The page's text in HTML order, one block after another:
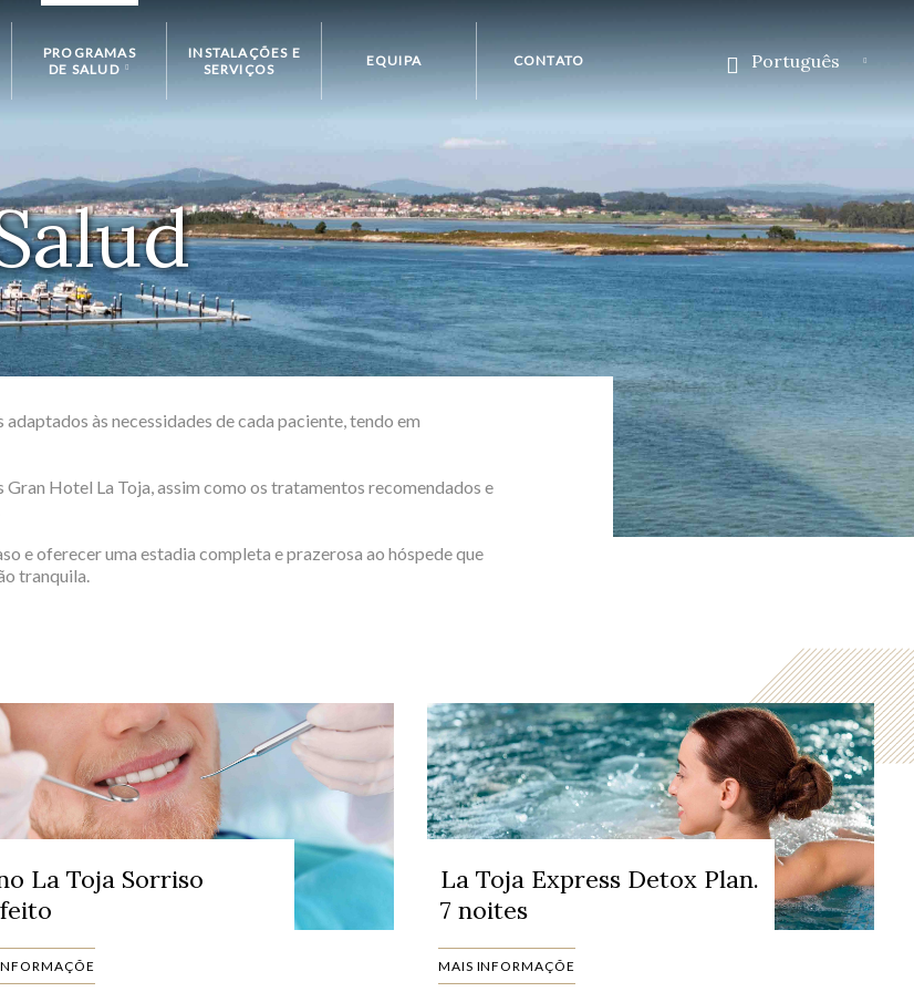
PROGRAMAS
DE SALUD
SORRISO PERFEITO
EXPRESS DETOX
CLÁSSICO
INSTALAÇÕES E
SERVIÇOS
EQUIPA CONTATO
Português
às necessidades de cada paciente, tendo em
Hotel La Toja, assim como os tratamentos recomendados e
e oferecer uma estadia completa e prazerosa ao hóspede que
tranquila.
La Toja Sorriso
La Toja Express Detox Plan.
7 noites
MAIS INFORMAÇÕE